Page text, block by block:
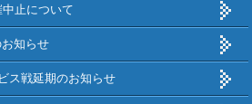
止について
知らせ
ス戦延期のお知らせ